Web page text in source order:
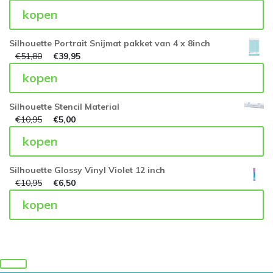
kopen
Silhouette Portrait Snijmat pakket van 4 x 8inch
€51,80 €39,95
kopen
Silhouette Stencil Material
€10,95 €5,00
kopen
Silhouette Glossy Vinyl Violet 12 inch
€10,95 €6,50
kopen